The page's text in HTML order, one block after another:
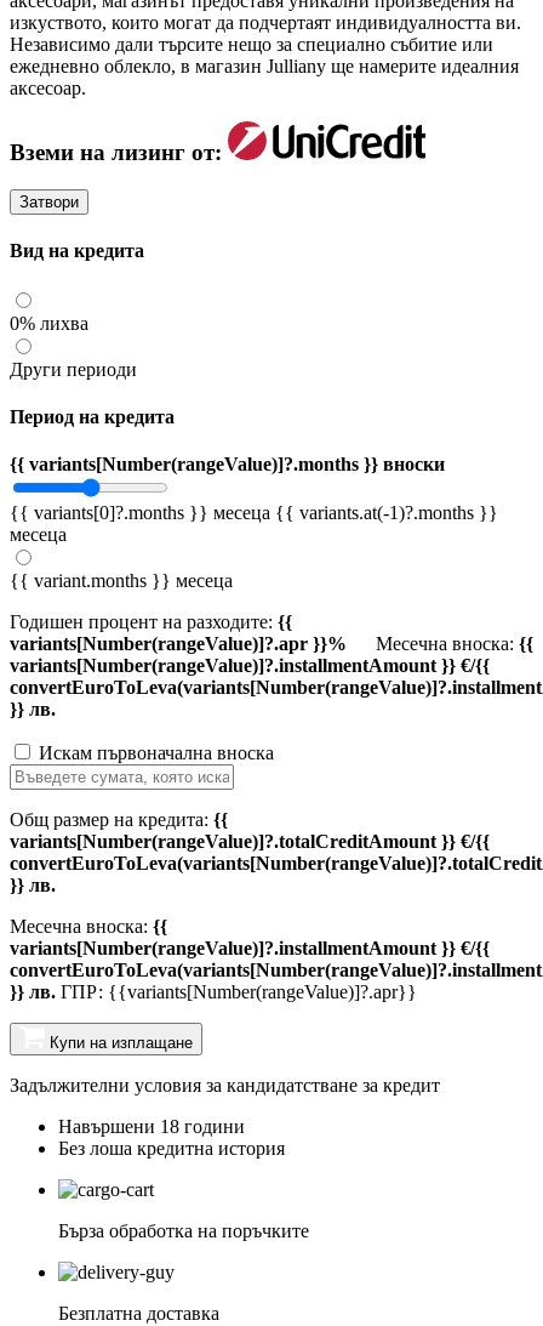
изкуството, които могат да подчертаят индивидуалността ви.
Независимо дали търсите нещо за специално събитие или
ежедневно облекло, в магазин Julliany ще намерите идеалния
аксесоар.
Вземи на лизинг от:
Затвори
Вид на кредита
0% лихва
Други периоди
Период на кредита
{{ variants[Number(rangeValue)]?.months }} вноски
{{ variants[0]?.months }} месеца {{ variants.at(-1)?.months }}
месеца
{{ variant.months }} месеца
Годишен процент на разходите: {{
variants[Number(rangeValue)]?.apr }}%
Месечна вноска: {{
variants[Number(rangeValue)]?.installmentAmount }} €/{{
}} лв.
Искам първоначална вноска
Общ размер на кредита: {{
variants[Number(rangeValue)]?.totalCreditAmount }} €/{{
}} лв.
Месечна вноска: {{
variants[Number(rangeValue)]?.installmentAmount }} €/{{
}} лв. ГПР: {{variants[Number(rangeValue)]?.apr}}
Купи на изплащане
Задължителни условия за кандидатстване за кредит
Навършени 18 години
Без лоша кредитна история
Бърза обработка на поръчките
Безплатна доставка